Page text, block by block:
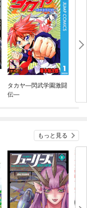
タカヤ—閃武学園激闘
伝—
もっと見る